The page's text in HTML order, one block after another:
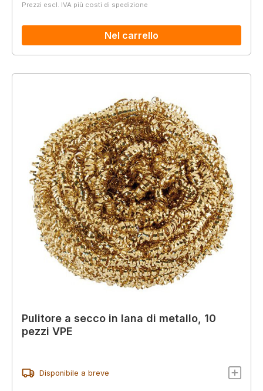
Prezzi escl. IVA più costi di spedizione
Nel carrello
Pulitore a secco in lana di metallo, 10
pezzi VPE
Disponibile a breve